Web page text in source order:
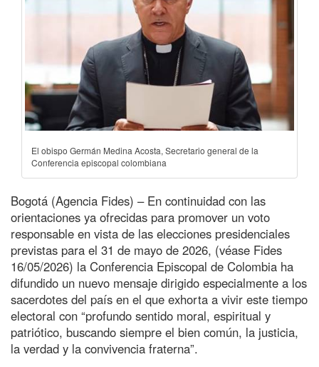
El obispo Germán Medina Acosta, Secretario general de la
Conferencia episcopal colombiana
Bogotá (Agencia Fides) – En continuidad con las
orientaciones ya ofrecidas para promover un voto
responsable en vista de las elecciones presidenciales
previstas para el 31 de mayo de 2026, (véase Fides
16/05/2026) la Conferencia Episcopal de Colombia ha
difundido un nuevo mensaje dirigido especialmente a los
sacerdotes del país en el que exhorta a vivir este tiempo
electoral con “profundo sentido moral, espiritual y
patriótico, buscando siempre el bien común, la justicia,
la verdad y la convivencia fraterna”.